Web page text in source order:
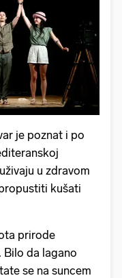
je poznat i po
u zdravom
kušati
prirode
Bilo da lagano
se na suncem